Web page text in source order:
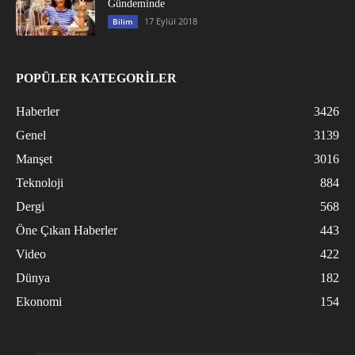
Gündeminde
Bilim 17 Eylül 2018
POPÜLER KATEGORİLER
Haberler
3426
Genel
3139
Manşet
3016
Teknoloji
884
Dergi
568
Öne Çıkan Haberler
443
Video
422
Dünya
182
Ekonomi
154